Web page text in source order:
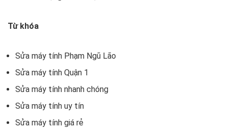
Từ khóa
Sửa máy tính Phạm Ngũ Lão
Sửa máy tính Quận 1
Sửa máy tính nhanh chóng
Sửa máy tính uy tín
Sửa máy tính giá rẻ